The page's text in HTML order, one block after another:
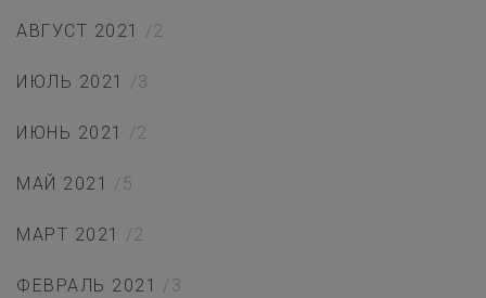
АВГУСТ 2021 /2
ИЮЛЬ 2021 /3
ИЮНЬ 2021 /2
МАЙ 2021 /5
МАРТ 2021 /2
ФЕВРАЛЬ 2021 /3